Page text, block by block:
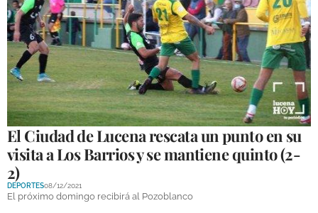
El Ciudad de Lucena rescata un punto en su
visita a Los Barrios y se mantiene quinto (2-
2)
DEPORTES08/12/2021
El próximo domingo recibirá al Pozoblanco